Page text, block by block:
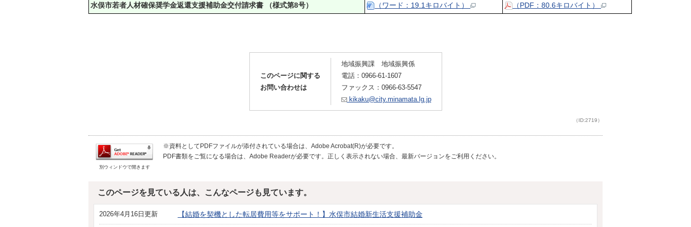
水俣市若者人材確保奨学金返還支援補助金交付請求書 （様式第8号） （ワード：19.1キロバイト） （PDF：80.6キロバイト）
このページに関する
お問い合わせは
地域振興課 地域振興係
電話：0966-61-1607
ファックス：0966-63-5547
kikaku@city.minamata.lg.jp
（ID:2719）
別ウィンドウで開きます
※資料としてPDFファイルが添付されている場合は、Adobe Acrobat(R)が必要です。
PDF書類をご覧になる場合は、Adobe Readerが必要です。正しく表示されない場合、最新バージョンをご利用ください。
このページを見ている人は、こんなページも見ています。
2026年4月16日更新 【結婚を契機とした転居費用等をサポート！】水俣市結婚新生活支援補助金